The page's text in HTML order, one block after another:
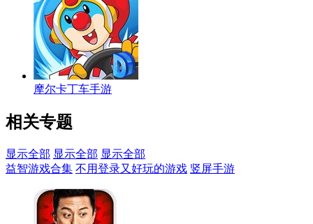
摩尔卡丁车手游
相关专题
显示全部 显示全部 显示全部
益智游戏合集 不用登录又好玩的游戏 竖屏手游